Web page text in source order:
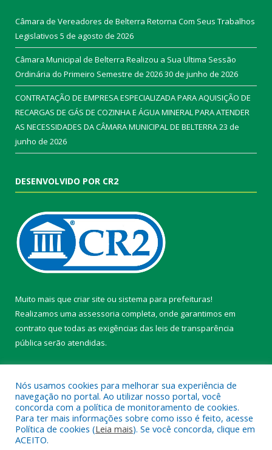
Câmara de Vereadores de Belterra Retorna Com Seus Trabalhos
Legislativos 5 de agosto de 2026
Câmara Municipal de Belterra Realizou a Sua Ultima Sessão
Ordinária do Primeiro Semestre de 202630 de junho de 2026
CONTRATAÇÃO DE EMPRESA ESPECIALIZADA PARA AQUISIÇÃO DE
RECARGAS DE GÁS DE COZINHA E ÁGUA MINERAL PARA ATENDER
AS NECESSIDADES DA CÂMARA MUNICIPAL DE BELTERRA23 de
junho de 2026
DESENVOLVIDO POR CR2
Muito mais que criar site ou sistema para prefeituras!
Realizamos uma assessoria completa, onde garantimos em
contrato que todas as exigências das leis de transparência
pública serão atendidas.
Todos os direitos reservados a Câmara Municipal de Belterra.
Nós usamos cookies para melhorar sua experiência de
navegação no portal. Ao utilizar nosso portal, você
concorda com a política de monitoramento de cookies.
Para ter mais informações sobre como isso é feito, acesse
Política de cookies (Leia mais). Se você concorda, clique em
ACEITO.